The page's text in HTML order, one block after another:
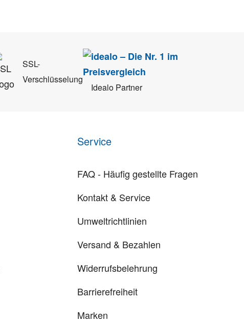
SSL-
Verschlüsselung
Idealo Partner
Service
FAQ - Häufig gestellte Fragen
Kontakt & Service
Umweltrichtlinien
Versand & Bezahlen
Widerrufsbelehrung
Barrierefreiheit
Marken